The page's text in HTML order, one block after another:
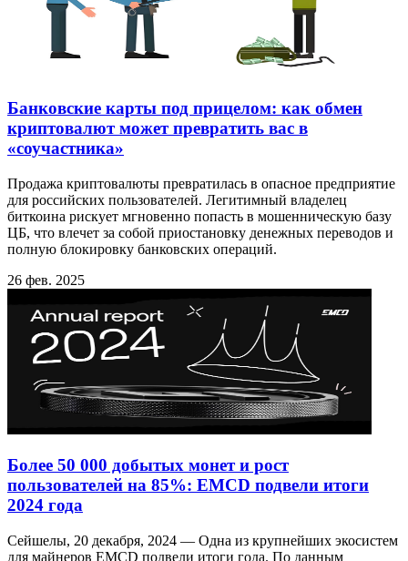
Банковские карты под прицелом: как обмен
криптовалют может превратить вас в
«соучастника»
Продажа криптовалюты превратилась в опасное предприятие
для российских пользователей. Легитимный владелец
биткоина рискует мгновенно попасть в мошенническую базу
ЦБ, что влечет за собой приостановку денежных переводов и
полную блокировку банковских операций.
26 фев. 2025
Более 50 000 добытых монет и рост
пользователей на 85%: EMCD подвели итоги
2024 года
Сейшелы, 20 декабря, 2024 — Одна из крупнейших экосистем
для майнеров EMCD подвели итоги года. По данным